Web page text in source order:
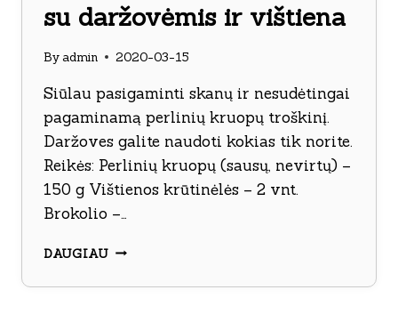
su daržovėmis ir vištiena
By admin 2020-03-15
Siūlau pasigaminti skanų ir nesudėtingai
pagaminamą perlinių kruopų troškinį.
Daržoves galite naudoti kokias tik norite.
Reikės: Perlinių kruopų (sausų, nevirtų) –
150 g Vištienos krūtinėlės – 2 vnt.
Brokolio –…
DAUGIAUPERLINIŲ
TROŠKINYS